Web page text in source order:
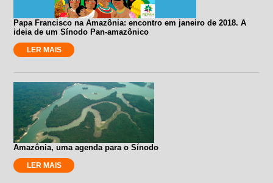
Papa Francisco na Amazônia: encontro em janeiro de 2018. A
ideia de um Sínodo Pan-amazônico
LER MAIS
Amazônia, uma agenda para o Sínodo
LER MAIS